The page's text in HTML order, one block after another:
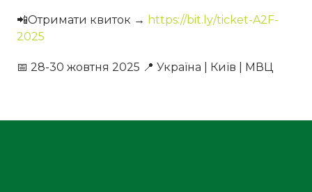
📲Отримати квиток → https://bit.ly/ticket-A2F-
2025
📅 28-30 жовтня 2025 📍 Україна | Київ | МВЦ